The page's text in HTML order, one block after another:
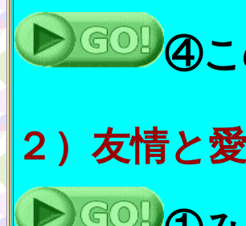
④こ
２）友情と